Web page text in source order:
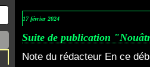
17 février 2024
Suite de publication
Note du rédacteur En ce